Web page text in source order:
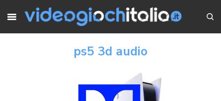
ps5 3d audio